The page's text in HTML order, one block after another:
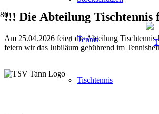
Tennis
Tischtennis
!!! Die Abteilung
Am 25.04.2026 feiert die Abteilung
feiern wir das Jubiläum gebührend im